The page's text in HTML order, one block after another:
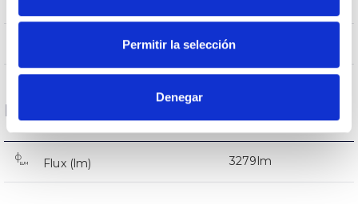
Permitir la selección
Denegar
Performance
Flux (lm) 3279lm